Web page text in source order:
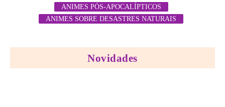
ANIMES PÓS-APOCALÍPTICOS
ANIMES SOBRE DESASTRES NATURAIS
Novidades